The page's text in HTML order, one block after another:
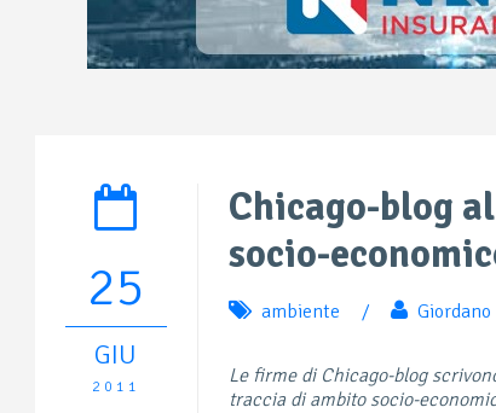
25
GIU
2011
Chicago-blog
socio-
ambiente /
Le firme di Chicago-blog
traccia di ambito socio-